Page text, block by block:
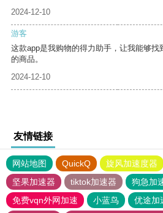
2024-12-10
游客
这款app是我购物的得力助手，让我能够
的商品。
2024-12-10
友情链接
网站地图 QuickQ 旋风加速度器
坚果加速器
tiktok加速器
狗急加
免费vqn外网加速
小蓝鸟 优途加